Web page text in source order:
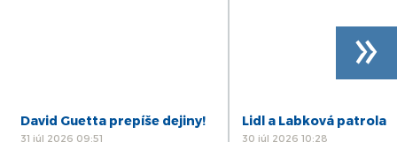
David Guetta prepíše dejiny!
31 júl 2026 09:51
Lidl a Labková patrola
30 júl 2026 10:28
»